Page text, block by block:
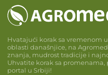
Hvatajući korak sa vremenom
oblasti današnjice, na
znanja, mudrost tradicije i
Uhvatite korak sa
portal u Srbiji!